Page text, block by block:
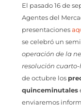
El pasado 16 de
Agentes del
presentaciones
se celebró un
operación de la
resolución
de octubre los
quinceminutales
enviaremos